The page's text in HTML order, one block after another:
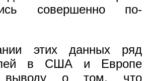
совершенно по-
этих данных ряд
в США и Европе
о том, что